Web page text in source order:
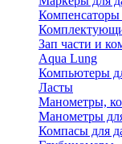
Компенсаторы
Зап части и
Aqua Lung
Компьютеры
Ласты
Манометры,
Манометры
Компасы для